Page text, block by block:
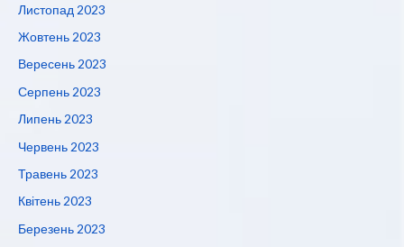
Листопад 2023
Жовтень 2023
Вересень 2023
Серпень 2023
Липень 2023
Червень 2023
Травень 2023
Квітень 2023
Березень 2023